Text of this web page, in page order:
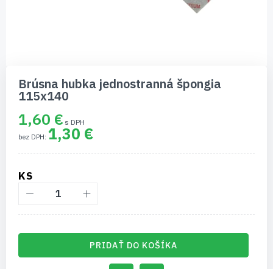
začiatok
galérie
Brúsna hubka jednostranná špongia
115x140
1,60 €
1,30 €
KS
PRIDAŤ DO KOŠÍKA